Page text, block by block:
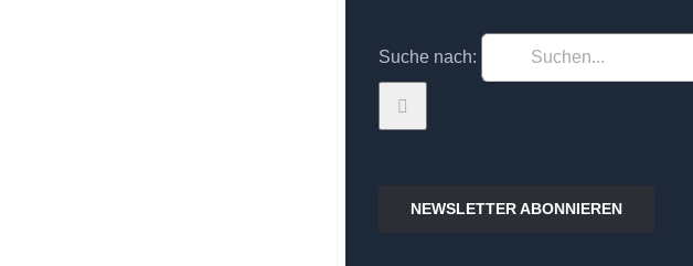
Suche nach:
NEWSLETTER ABONNIEREN